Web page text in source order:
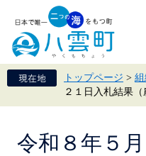
頭
で
飛
ば
て
トップページ >
２１日入札結果（
令和８年５